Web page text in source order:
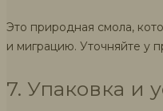
Это природная смола,
и миграцию. Уточняйте у
7. Упаковка и